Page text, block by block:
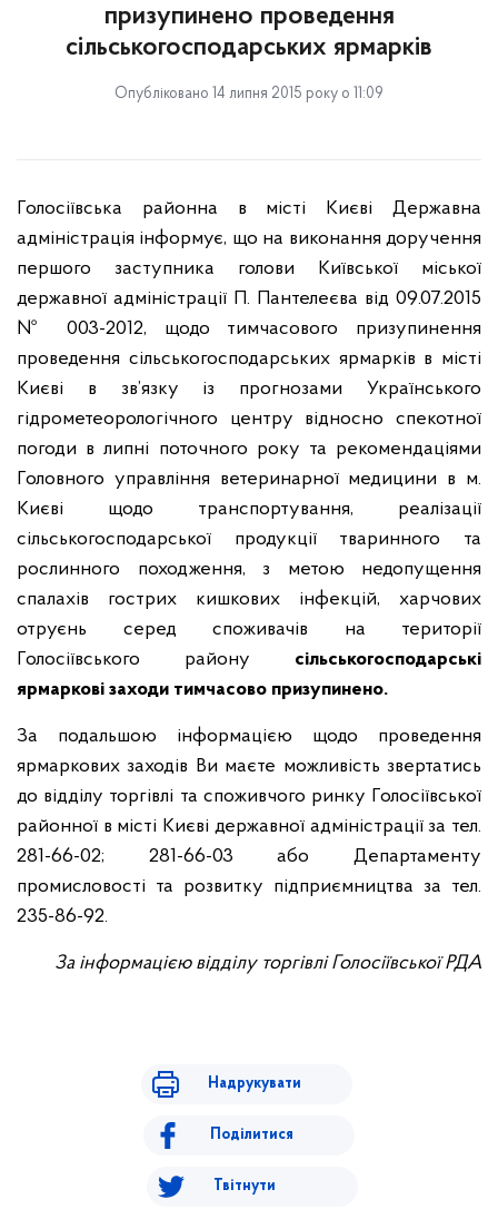
призупинено проведення
сільськогосподарських ярмарків
Опубліковано 14 липня 2015 року о 11:09
Голосіївська районна в місті Києві Державна
адміністрація інформує, що на виконання доручення
першого заступника голови Київської міської
державної адміністрації П. Пантелеєва від 09.07.2015
№ 003-2012, щодо тимчасового призупинення
проведення сільськогосподарських ярмарків в місті
Києві в зв’язку із прогнозами Українського
гідрометеорологічного центру відносно спекотної
погоди в липні поточного року та рекомендаціями
Головного управління ветеринарної медицини в м.
Києві щодо транспортування, реалізації
сільськогосподарської продукції тваринного та
рослинного походження, з метою недопущення
спалахів гострих кишкових інфекцій, харчових
отруєнь серед споживачів на території
Голосіївського району сільськогосподарські
ярмаркові заходи тимчасово призупинено.
За подальшою інформацією щодо проведення
ярмаркових заходів Ви маєте можливість звертатись
до відділу торгівлі та споживчого ринку Голосіївської
районної в місті Києві державної адміністрації за тел.
281-66-02; 281-66-03 або Департаменту
промисловості та розвитку підприємництва за тел.
235-86-92.
За інформацією відділу торгівлі Голосіївської РДА
Надрукувати
Поділитися
Твітнути